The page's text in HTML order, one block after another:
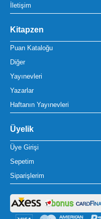
İletişim
Kitapzen
Puan Kataloğu
Diğer
Yayınevleri
Yazarlar
Haftanın Yayınevleri
Üyelik
Üye Girişi
Sepetim
Siparişlerim